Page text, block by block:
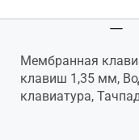
Мембранная
клавиш 1,35 мм,
клавиатура,